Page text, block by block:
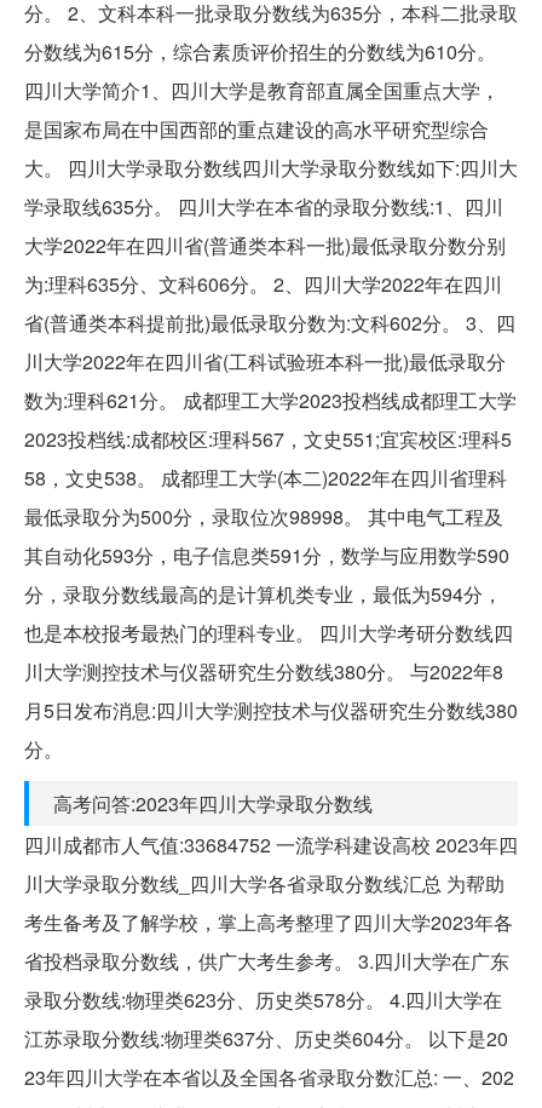
分。 2、文科本科一批录取分数线为635分，本科二批录取
分数线为615分，综合素质评价招生的分数线为610分。
四川大学简介1、四川大学是教育部直属全国重点大学，
是国家布局在中国西部的重点建设的高水平研究型综合
大。 四川大学录取分数线四川大学录取分数线如下:四川大
学录取线635分。 四川大学在本省的录取分数线:1、四川
大学2022年在四川省(普通类本科一批)最低录取分数分别
为:理科635分、文科606分。 2、四川大学2022年在四川
省(普通类本科提前批)最低录取分数为:文科602分。 3、四
川大学2022年在四川省(工科试验班本科一批)最低录取分
数为:理科621分。 成都理工大学2023投档线成都理工大学
2023投档线:成都校区:理科567，文史551;宜宾校区:理科5
58，文史538。 成都理工大学(本二)2022年在四川省理科
最低录取分为500分，录取位次98998。 其中电气工程及
其自动化593分，电子信息类591分，数学与应用数学590
分，录取分数线最高的是计算机类专业，最低为594分，
也是本校报考最热门的理科专业。 四川大学考研分数线四
川大学测控技术与仪器研究生分数线380分。 与2022年8
月5日发布消息:四川大学测控技术与仪器研究生分数线380
分。
高考问答:2023年四川大学录取分数线
四川成都市人气值:33684752 一流学科建设高校 2023年四
川大学录取分数线_四川大学各省录取分数线汇总 为帮助
考生备考及了解学校，掌上高考整理了四川大学2023年各
省投档录取分数线，供广大考生参考。 3.四川大学在广东
录取分数线:物理类623分、历史类578分。 4.四川大学在
江苏录取分数线:物理类637分、历史类604分。 以下是20
23年四川大学在本省以及全国各省录取分数汇总: 一、202